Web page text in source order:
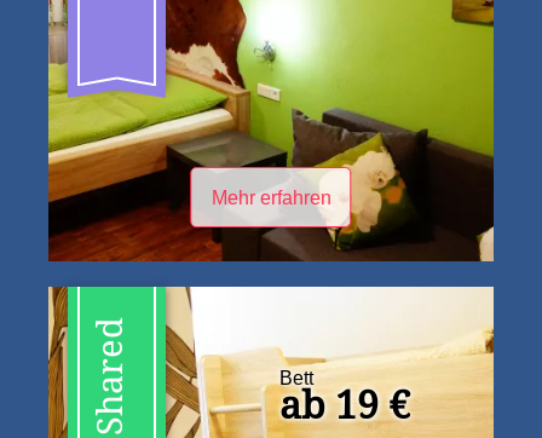
Mehr erfahren
Shared Bett
ab 19 €